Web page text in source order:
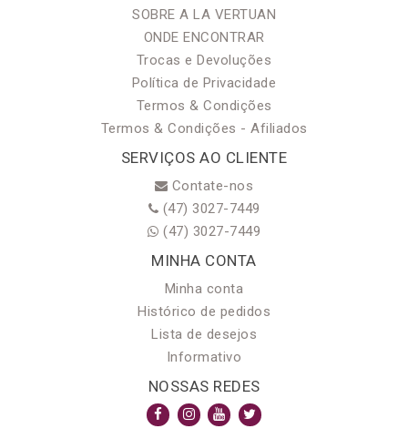
SOBRE A LA VERTUAN
ONDE ENCONTRAR
Trocas e Devoluções
Política de Privacidade
Termos & Condições
Termos & Condições - Afiliados
SERVIÇOS AO CLIENTE
Contate-nos
(47) 3027-7449
(47) 3027-7449
MINHA CONTA
Minha conta
Histórico de pedidos
Lista de desejos
Informativo
NOSSAS REDES